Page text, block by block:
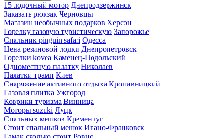
15 лодочный мотор Днепродзержинск
Заказать рюкзак Черновцы
Магазин необычных подарков Херсон
Горелку газовую туристическую Запорожье
Спальник pinguin safari Одесса
Цена резиновой лодки Днепропетровск
Горелки kovea Каменец-Подольский
Одноместную палатку Николаев
Палатки трамп Киев
Снаряжение активного отдыха Кропивницкий
Газовая плитка Ужгород
Коврики туризма Винница
Моторы suzuki Луцк
Спальных мешков Кременчуг
Стоит спальный мешок Ивано-Франковск
Гамак сколько стоит Ровно